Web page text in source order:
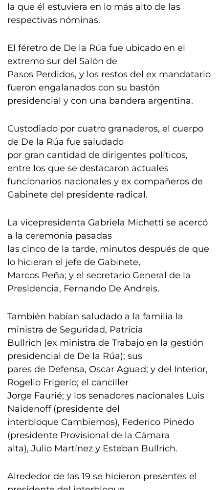
la que él estuviera en lo más alto de las
respectivas nóminas.
El féretro de De la Rúa fue ubicado en el
extremo sur del Salón de
Pasos Perdidos, y los restos del ex mandatario
fueron engalanados con su bastón
presidencial y con una bandera argentina.
Custodiado por cuatro granaderos, el cuerpo
de De la Rúa fue saludado
por gran cantidad de dirigentes políticos,
entre los que se destacaron actuales
funcionarios nacionales y ex compañeros de
Gabinete del presidente radical.
La vicepresidenta Gabriela Michetti se acercó
a la ceremonia pasadas
las cinco de la tarde, minutos después de que
lo hicieran el jefe de Gabinete,
Marcos Peña; y el secretario General de la
Presidencia, Fernando De Andreis.
También habían saludado a la familia la
ministra de Seguridad, Patricia
Bullrich (ex ministra de Trabajo en la gestión
presidencial de De la Rúa); sus
pares de Defensa, Oscar Aguad; y del Interior,
Rogelio Frigerio; el canciller
Jorge Faurié; y los senadores nacionales Luis
Naidenoff (presidente del
interbloque Cambiemos), Federico Pinedo
(presidente Provisional de la Cámara
alta), Julio Martínez y Esteban Bullrich.
Alrededor de las 19 se hicieron presentes el